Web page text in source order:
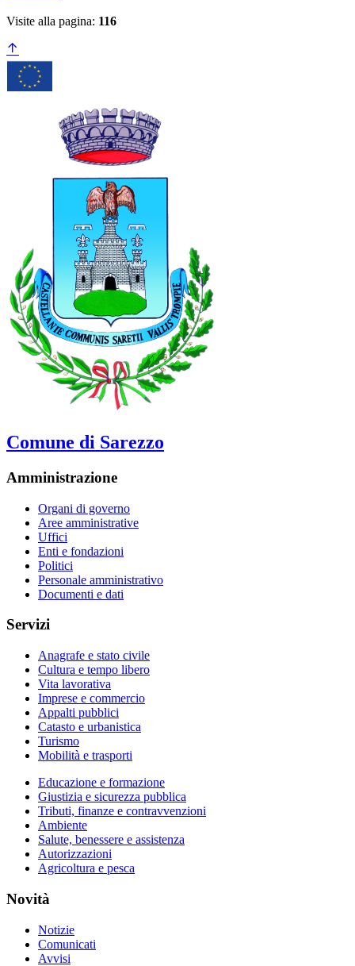
Visite alla pagina: 116
Comune di Sarezzo
Amministrazione
Organi di governo
Aree amministrative
Uffici
Enti e fondazioni
Politici
Personale amministrativo
Documenti e dati
Servizi
Anagrafe e stato civile
Cultura e tempo libero
Vita lavorativa
Imprese e commercio
Appalti pubblici
Catasto e urbanistica
Turismo
Mobilità e trasporti
Educazione e formazione
Giustizia e sicurezza pubblica
Tributi, finanze e contravvenzioni
Ambiente
Salute, benessere e assistenza
Autorizzazioni
Agricoltura e pesca
Novità
Notizie
Comunicati
Avvisi